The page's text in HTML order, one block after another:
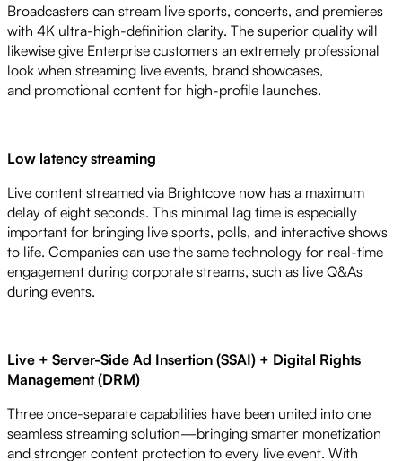
Broadcasters can stream live sports, concerts, and premieres
with 4K ultra-high-definition clarity. The superior quality will
likewise give Enterprise customers an extremely professional
look when streaming live events, brand showcases,
and promotional content for high-profile launches.
Low latency streaming
Live content streamed via Brightcove now has a maximum
delay of eight seconds. This minimal lag time is especially
important for bringing live sports, polls, and interactive shows
to life. Companies can use the same technology for real-time
engagement during corporate streams, such as live Q&As
during events.
Live + Server-Side Ad Insertion (SSAI) + Digital Rights
Management (DRM)
Three once-separate capabilities have been united into one
seamless streaming solution—bringing smarter monetization
and stronger content protection to every live event. With